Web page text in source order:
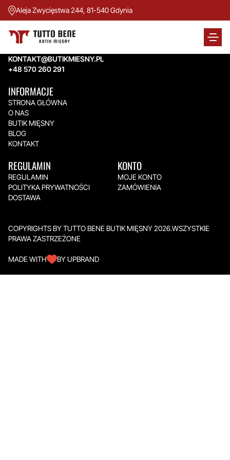
Aleja Zwycięstwa 244, 81-540 Gdynia
TUTTO BENE BUTIK MIĘSNY
Aleja Zwycięstwa 244,
KONTAKT@BUTIKMIESNY.PL
+48 570 260 291
INFORMACJE
STRONA GŁÓWNA
O NAS
BUTIK MIĘSNY
BLOG
KONTAKT
REGULAMIN
REGULAMIN
POLITYKA PRYWATNOŚCI
DOSTAWA
KONTO
MOJE KONTO
ZAMÓWIENIA
COPYRIGHTS BY TUTTO BENE BUTIK MIĘSNY 2026.WSZYSTKIE
PRAWA ZASTRZEŻONE
MADE WITH BY UPBRAND